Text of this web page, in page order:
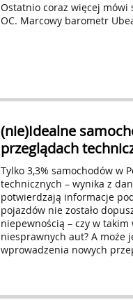
Ostatnio coraz więcej mówi
OC. Marcowy barometr
(nie)Idealne
przeglądach
Tylko 3,3% samochodów w
technicznych – wynika z
potwierdzają informacje
pojazdów nie zostało
niepewnością – czy w
niesprawnych aut? A może
wprowadzenia nowych